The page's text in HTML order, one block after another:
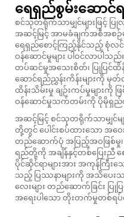
ရေရှည်စွမ်းဆောင်
စင်သုတရိုက်သာမျှင်များဖြင့်
အဆင့်မြင့် အာမခံချက်အစီအစဉ်
ရေရှည်စောင့်ကြည့်နိုင်သည့် စုံလင်
ဝန်ဆောင်မှုများ ပါဝင်လာပါသ
တပ်ဆင်မှုအသေးစိတ်၊ ပြုပြင်ထိန်း
ဆောင်ရည်ညွှန်းကိန်းများကို မှတ်
ထိန်းသိမ်းမှု ချဉ်းကပ်မှုများကို ဖ
ဝန်ဆောင်မှုသက်တမ်းကို ပိုမိုရှည်လ
အဆင့်မြင့် စင်သုတရိုက်သာမျှင်မ
တို့တွင် ပေါင်းစပ်ထားသော အဝေ
တည်ဆောက်ပုံ အပြည့်အဝဖြစ်မှု၊
ရည်တို့ကို အချိန်နှင့်တစ်ပြေးညီ စ
ပိုင်ဆိုင်ရာများအား အကုန်ကြီးသေ
သည့် ပြဿနာများကို အသိပေ
လေးများ တည်ဆောက်ခြင်း ပြု
အရေးပါသော တိုးတက်မှုတစ်ရ